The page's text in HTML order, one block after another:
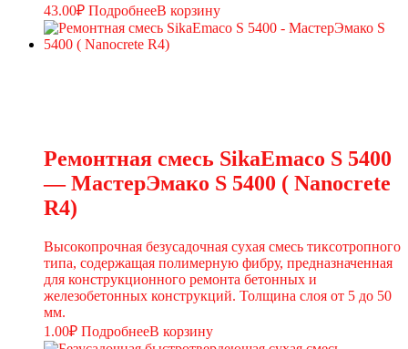
43.00₽ ПодробнееВ корзину
Ремонтная смесь SikaEmaco S 5400
— МастерЭмако S 5400 ( Nanocrete
R4)
Высокопрочная безусадочная сухая смесь тиксотропного
типа, содержащая полимерную фибру, предназначенная
для конструкционного ремонта бетонных и
железобетонных конструкций. Толщина слоя от 5 до 50
мм.
1.00₽ ПодробнееВ корзину